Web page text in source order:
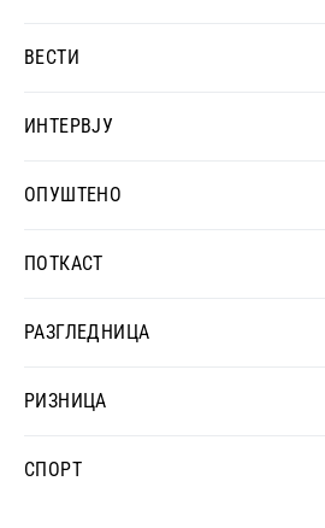
ВЕСТИ
ИНТЕРВЈУ
ОПУШТЕНО
ПОТКАСТ
РАЗГЛЕДНИЦА
РИЗНИЦА
СПОРТ